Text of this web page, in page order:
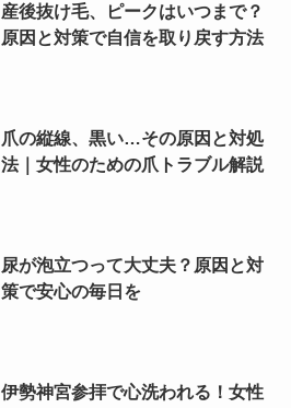
産後抜け毛、ピークはいつまで？
原因と対策で自信を取り戻す方法
爪の縦線、黒い…その原因と対処
法｜女性のための爪トラブル解説
尿が泡立つって大丈夫？原因と対
策で安心の毎日を
伊勢神宮参拝で心洗われる！女性